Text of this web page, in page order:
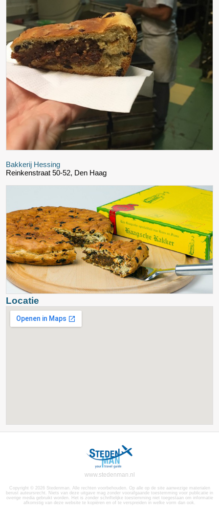
Bakkerij Hessing
Reinkenstraat 50-52, Den Haag
Locatie
www.stedenman.nl
Copyright © 2026 Stedenman. Alle rechten voorbehouden. Op alle op de site aanwezige materialen
berust auteursrecht. Niets van deze uitgave mag zonder voorafgaande toestemming voor publicatie in
overige media gebruikt worden. Het is zonder schriftelijke toestemming niet toegestaan om informatie
afkomstig van deze website te kopiëren en of te verspreiden in welke vorm dan ook.